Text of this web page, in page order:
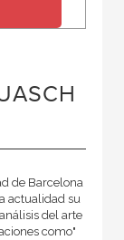
de Barcelona
actualidad su
del arte
como"